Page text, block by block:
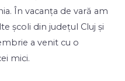
În vacanța de vară am
școli din județul Cluj și
a venit cu o
mici.